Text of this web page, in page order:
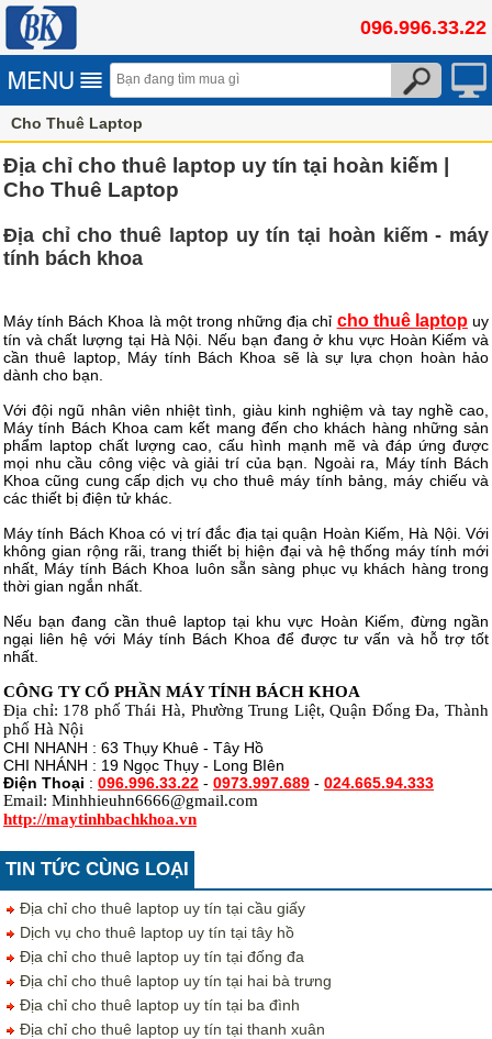
096.996.33.22
Cho Thuê Laptop
Địa chỉ cho thuê laptop uy tín tại hoàn kiếm |
Cho Thuê Laptop
Địa chỉ cho thuê laptop uy tín tại hoàn kiếm - máy
tính bách khoa
Máy tính Bách Khoa là một trong những địa chỉ cho thuê laptopuy
tín và chất lượng tại Hà Nội. Nếu bạn đang ở khu vực Hoàn Kiếm và
cần thuê laptop, Máy tính Bách Khoa sẽ là sự lựa chọn hoàn hảo
dành cho bạn.
Với đội ngũ nhân viên nhiệt tình, giàu kinh nghiệm và tay nghề cao,
Máy tính Bách Khoa cam kết mang đến cho khách hàng những sản
phẩm laptop chất lượng cao, cấu hình mạnh mẽ và đáp ứng được
mọi nhu cầu công việc và giải trí của bạn. Ngoài ra, Máy tính Bách
Khoa cũng cung cấp dịch vụ cho thuê máy tính bảng, máy chiếu và
các thiết bị điện tử khác.
Máy tính Bách Khoa có vị trí đắc địa tại quận Hoàn Kiếm, Hà Nội. Với
không gian rộng rãi, trang thiết bị hiện đại và hệ thống máy tính mới
nhất, Máy tính Bách Khoa luôn sẵn sàng phục vụ khách hàng trong
thời gian ngắn nhất.
Nếu bạn đang cần thuê laptop tại khu vực Hoàn Kiếm, đừng ngần
ngại liên hệ với Máy tính Bách Khoa để được tư vấn và hỗ trợ tốt
nhất.
CÔNG TY CỔ PHẦN MÁY TÍNH BÁCH KHOA
Địa chỉ: 178 phố Thái Hà, Phường Trung Liệt, Quận Đống Đa, Thành
phố Hà Nội
CHI NHANH : 63 Thụy Khuê - Tây Hồ
CHI NHÁNH : 19 Ngọc Thụy - Long BIên
Điện Thoại : 096.996.33.22 - 0973.997.689 - 024.665.94.333
Email: Minhhieuhn6666@gmail.com
http://maytinhbachkhoa.vn
TIN TỨC CÙNG LOẠI
Địa chỉ cho thuê laptop uy tín tại cầu giấy
Dịch vụ cho thuê laptop uy tín tại tây hồ
Địa chỉ cho thuê laptop uy tín tại đống đa
Địa chỉ cho thuê laptop uy tín tại hai bà trưng
Địa chỉ cho thuê laptop uy tín tại ba đình
Địa chỉ cho thuê laptop uy tín tại thanh xuân